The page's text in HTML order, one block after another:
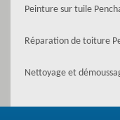
Peinture sur tuile
Réparation de toiture
Nettoyage et